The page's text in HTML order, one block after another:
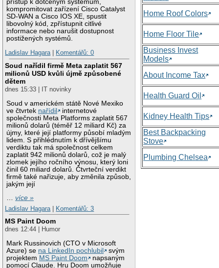
přístup k dotčeným systémům,
kompromitovat zařízení Cisco Catalyst
SD-WAN a Cisco IOS XE, spustit
libovolný kód, zpřístupnit citlivé
informace nebo narušit dostupnost
postižených systémů.
Ladislav Hagara| Komentářů: 0
Soud nařídil firmě Meta zaplatit 567
milionů USD kvůli újmě způsobené
dětem
dnes 15:33 | IT novinky
Soud v americkém státě Nové Mexiko
ve čtvrtek nařídil
internetové
společnosti Meta Platforms zaplatit 567
milionů dolarů (téměř 12 miliard Kč) za
újmy, které její platformy působí mladým
lidem. S přihlédnutím k dřívějšímu
verdiktu tak má společnost celkem
zaplatit 942 milionů dolarů, což je malý
zlomek jejího ročního výnosu, který loni
činil 60 miliard dolarů. Čtvrteční verdikt
firmě také nařizuje, aby změnila způsob,
jakým její
…více »
Ladislav Hagara
Komentářů: 3
MS Paint Doom
dnes 12:44 | Humor
Mark Russinovich (CTO v Microsoft
Azure) se na LinkedIn pochlubil
svým
projektem MS Paint Doom
napsaným
pomocí Claude. Hru Doom umožňuje
Home Roof Colors
Home Floor Tile
Business Invest
Models
About Income Tax
Health Guard Oil
Kidney Health Tips
Best Backpacking
Stove
Plumbing Chelsea